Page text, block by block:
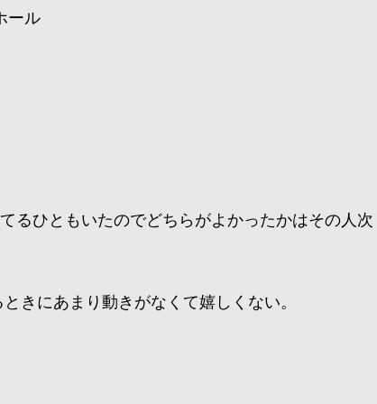
ール
るひともいたのでどちらがよかったかはその人次
きにあまり動きがなくて嬉しくない。